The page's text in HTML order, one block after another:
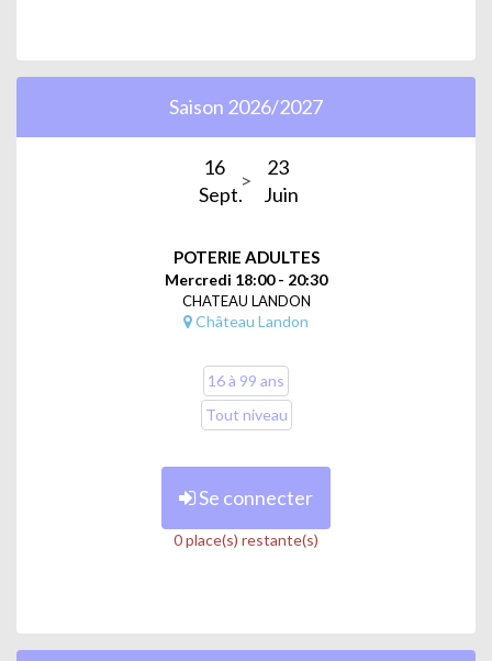
Saison 2026/2027
16
Sept.
23
Juin
POTERIE ADULTES
Mercredi 18:00 - 20:30
CHATEAU LANDON
Château Landon
16 à 99 ans
Tout niveau
Se connecter
0 place(s) restante(s)